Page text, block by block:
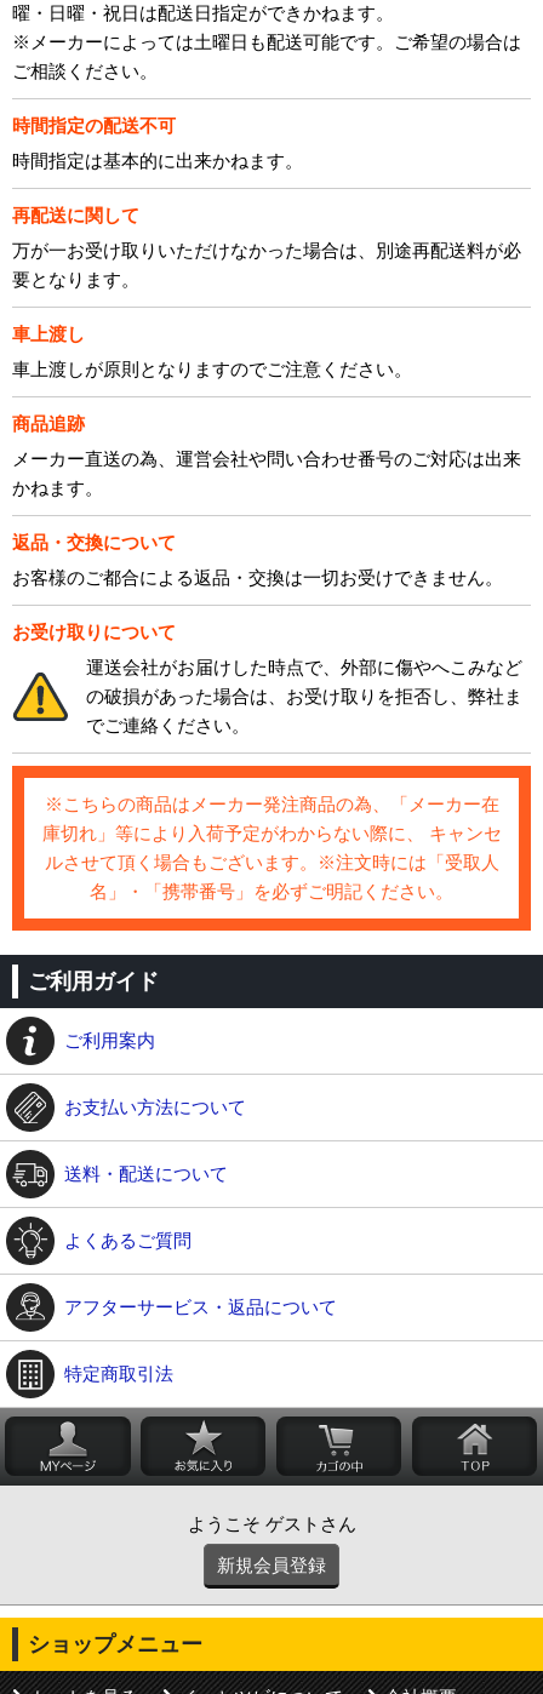
曜・日曜・祝日は配送日指定ができかねます。
※メーカーによっては土曜日も配送可能です。ご希望の場合は
ご相談ください。
時間指定の配送不可
時間指定は基本的に出来かねます。
再配送に関して
万が一お受け取りいただけなかった場合は、別途再配送料が必
要となります。
車上渡し
車上渡しが原則となりますのでご注意ください。
商品追跡
メーカー直送の為、運営会社や問い合わせ番号のご対応は出来
かねます。
返品・交換について
お客様のご都合による返品・交換は一切お受けできません。
お受け取りについて
運送会社がお届けした時点で、外部に傷やへこみなど
の破損があった場合は、お受け取りを拒否し、弊社ま
でご連絡ください。
※こちらの商品はメーカー発注商品の為、「メーカー在
庫切れ」等により入荷予定がわからない際に、 キャンセ
ルさせて頂く場合もございます。※注文時には「受取人
名」・「携帯番号」を必ずご明記ください。
ご利用ガイド
ご利用案内
お支払い方法について
送料・配送について
よくあるご質問
アフターサービス・返品について
特定商取引法
ようこそ ゲストさん
新規会員登録
ショップメニュー